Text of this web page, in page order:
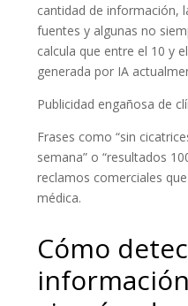
cantidad de información,
fuentes y algunas no
calcula que entre el 10 y
generada por IA
Publicidad engañosa de
Frases como “sin
semana” o “resultados
reclamos comerciales
médica.
Cómo